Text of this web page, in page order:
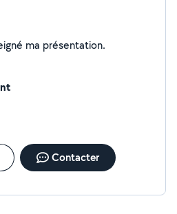
Je n'ai pas encore renseigné ma présentation.
Contacter